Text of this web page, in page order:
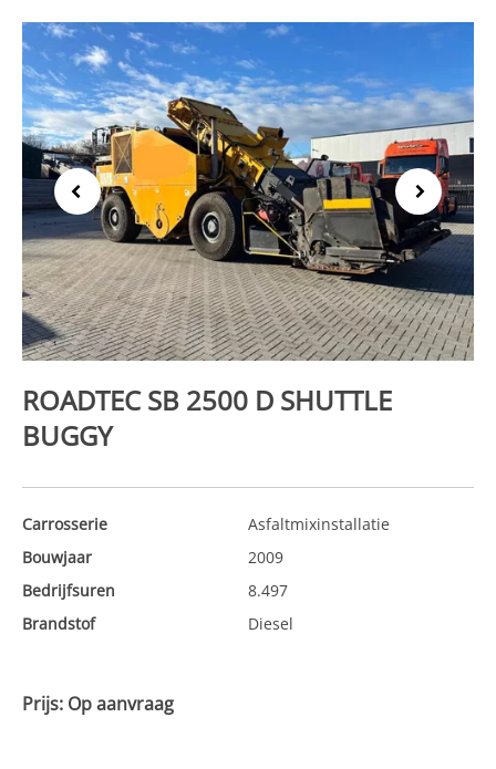
Previous Next
ROADTEC SB 2500 D SHUTTLE
BUGGY
Carrosserie
Asfaltmixinstallatie
Bouwjaar
2009
Bedrijfsuren
8.497
Brandstof
Diesel
Prijs: Op aanvraag